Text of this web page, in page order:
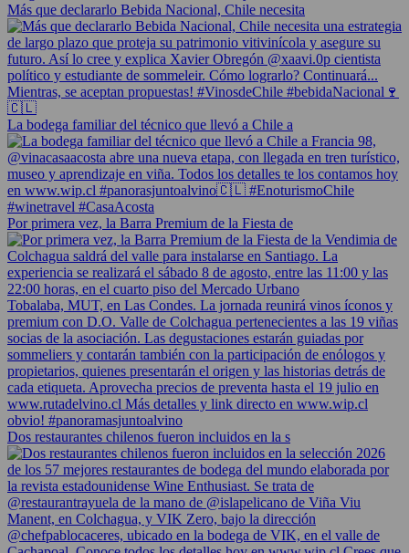
Más que declararlo Bebida Nacional, Chile necesita
La bodega familiar del técnico que llevó a Chile a
Por primera vez, la Barra Premium de la Fiesta de
Dos restaurantes chilenos fueron incluidos en la s